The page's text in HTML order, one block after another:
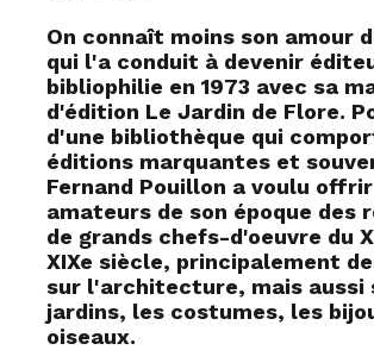
On connaît moins son amour
qui l'a conduit à devenir
bibliophilie en 1973 avec sa
d'édition Le Jardin de Flore.
d'une bibliothèque qui
éditions marquantes et
Fernand Pouillon a voulu
amateurs de son époque des
de grands chefs-d'oeuvre du
XIXe siècle, principalement
sur l'architecture, mais aussi
jardins, les costumes, les
oiseaux.